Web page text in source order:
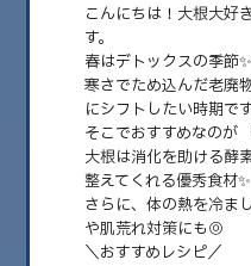
こんにちは！大根大好
す。
春はデトックスの季節✨
寒さでため込んだ老廃
にシフトしたい時期で
そこでおすすめなのが
大根は消化を助ける酵
整えてくれる優秀食材✨
さらに、体の熱を冷ま
や肌荒れ対策にも◎
＼おすすめレシピ／